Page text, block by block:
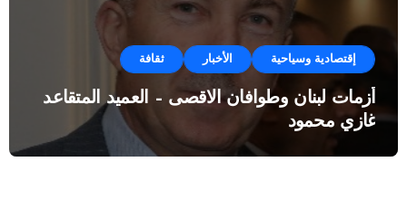
إقتصادية وسياحية الأخبار ثقافة
أزمات لبنان وطوافان الاقصى – العميد المتقاعد
غازي محمود